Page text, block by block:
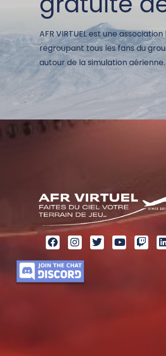
AFR VIRTUEL est une
regroupant tous les fans du
autour de la simulation aérienne.